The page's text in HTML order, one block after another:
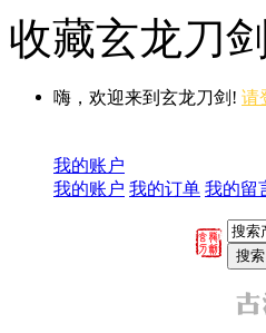
收藏玄龙刀剑
嗨，欢迎来到玄龙刀剑! 请
我的账户
我的账户 我的订单 我的留